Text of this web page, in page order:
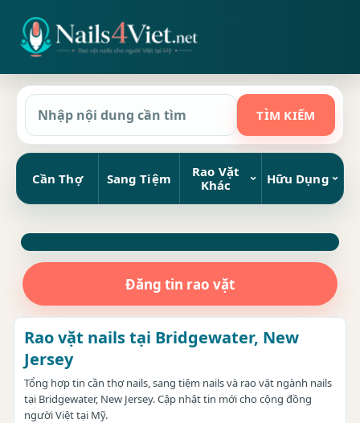
Cần Thợ Sang Tiệm
Rao Vặt
Khác
Hữu Dụng
Đăng tin rao vặt
Rao vặt nails tại Bridgewater, New
Jersey
Tổng hợp tin cần thợ nails, sang tiệm nails và rao vặt ngành nails
tại Bridgewater, New Jersey. Cập nhật tin mới cho cộng đồng
người Việt tại Mỹ.